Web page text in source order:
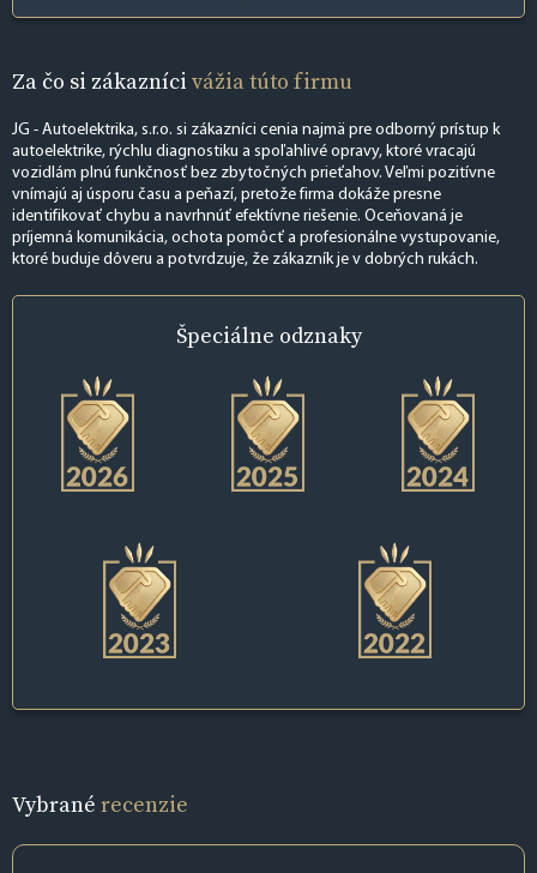
Za čo si zákazníci vážia túto firmu
JG - Autoelektrika, s.r.o. si zákazníci cenia najmä pre odborný prístup k
autoelektrike, rýchlu diagnostiku a spoľahlivé opravy, ktoré vracajú
vozidlám plnú funkčnosť bez zbytočných prieťahov. Veľmi pozitívne
vnímajú aj úsporu času a peňazí, pretože firma dokáže presne
identifikovať chybu a navrhnúť efektívne riešenie. Oceňovaná je
príjemná komunikácia, ochota pomôcť a profesionálne vystupovanie,
ktoré buduje dôveru a potvrdzuje, že zákazník je v dobrých rukách.
Špeciálne odznaky
Vybrané recenzie